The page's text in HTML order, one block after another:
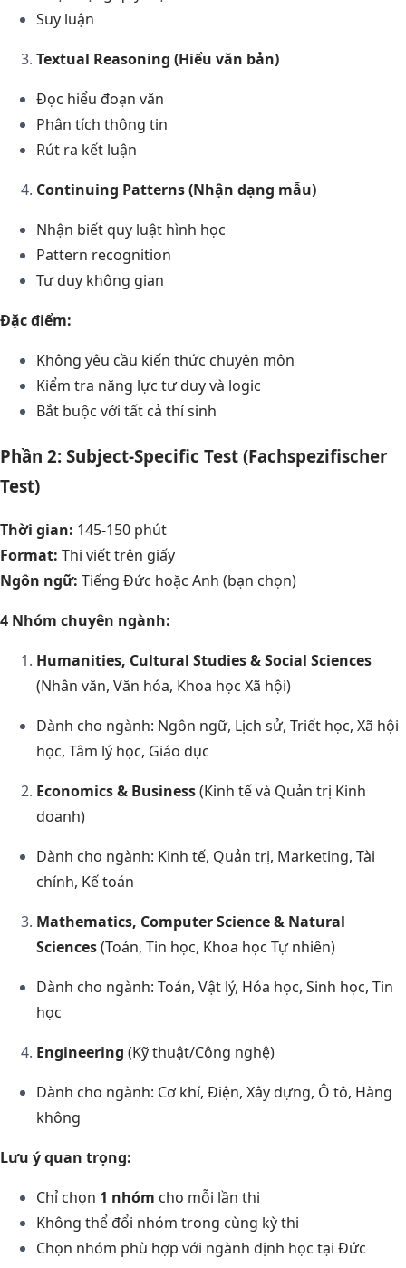
Suy luận
Textual Reasoning (Hiểu văn bản)
Đọc hiểu đoạn văn
Phân tích thông tin
Rút ra kết luận
Continuing Patterns (Nhận dạng mẫu)
Nhận biết quy luật hình học
Pattern recognition
Tư duy không gian
Đặc điểm:
Không yêu cầu kiến thức chuyên môn
Kiểm tra năng lực tư duy và logic
Bắt buộc với tất cả thí sinh
Phần 2: Subject-Specific Test (Fachspezifischer
Test)
Thời gian: 145-150 phút
Format: Thi viết trên giấy
Ngôn ngữ: Tiếng Đức hoặc Anh (bạn chọn)
4 Nhóm chuyên ngành:
Humanities, Cultural Studies & Social Sciences
(Nhân văn, Văn hóa, Khoa học Xã hội)
Dành cho ngành: Ngôn ngữ, Lịch sử, Triết học, Xã hội
học, Tâm lý học, Giáo dục
Economics & Business(Kinh tế và Quản trị Kinh
doanh)
Dành cho ngành: Kinh tế, Quản trị, Marketing, Tài
chính, Kế toán
Mathematics, Computer Science & Natural
Sciences(Toán, Tin học, Khoa học Tự nhiên)
Dành cho ngành: Toán, Vật lý, Hóa học, Sinh học, Tin
học
Engineering (Kỹ thuật/Công nghệ)
Dành cho ngành: Cơ khí, Điện, Xây dựng, Ô tô, Hàng
không
Lưu ý quan trọng:
Chỉ chọn 1 nhóm cho mỗi lần thi
Không thể đổi nhóm trong cùng kỳ thi
Chọn nhóm phù hợp với ngành định học tại Đức